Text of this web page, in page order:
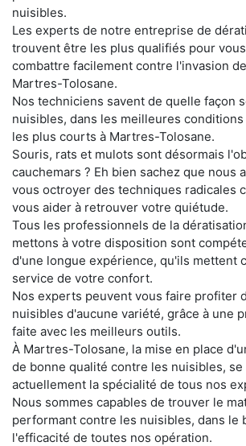
nuisibles.
Les experts de notre entreprise de
trouvent être les plus qualifiés pour
combattre facilement contre l'invasion
Martres-Tolosane.
Nos techniciens savent de quelle façon
nuisibles, dans les meilleures
les plus courts à Martres-Tolosane.
Souris, rats et mulots sont désormais
cauchemars ? Eh bien sachez que nous
vous octroyer des techniques radicales
vous aider à retrouver votre quiétude.
Tous les professionnels de la
mettons à votre disposition sont
d'une longue expérience, qu'ils mettent
service de votre confort.
Nos experts peuvent vous faire profiter
nuisibles d'aucune variété, grâce à une
faite avec les meilleurs outils.
À Martres-Tolosane, la mise en place
de bonne qualité contre les nuisibles,
actuellement la spécialité de tous nos
Nous sommes capables de trouver le
performant contre les nuisibles, dans le
l'efficacité de toutes nos opération.